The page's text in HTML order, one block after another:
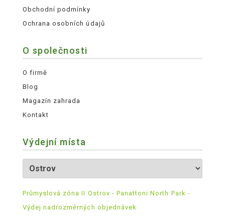
Obchodní podmínky
Ochrana osobních údajů
O společnosti
O firmě
Blog
Magazín zahrada
Kontakt
Výdejní místa
Průmyslová zóna II Ostrov - Panattoni North Park -
Výdej nadrozměrných objednávek